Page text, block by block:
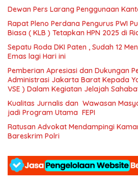
Dewan Pers Larang Penggunaan
Rapat Pleno Perdana Pengurus PWI
Biasa ( KLB ) Tetapkan HPN 2025 di
Sepatu Roda DKI Paten , Sudah 12
Emas lagi Hari ini
Pemberian Apresiasi dan Dukungan
Administrasi Jakarta Barat Kepada
VSE ) Dalam Kegiatan Jelajah
SAPA )
Kualitas Jurnalis dan Wawasan
jadi Program Utama FEPI
Ratusan Advokat Mendampingi
Bareskrim Polri